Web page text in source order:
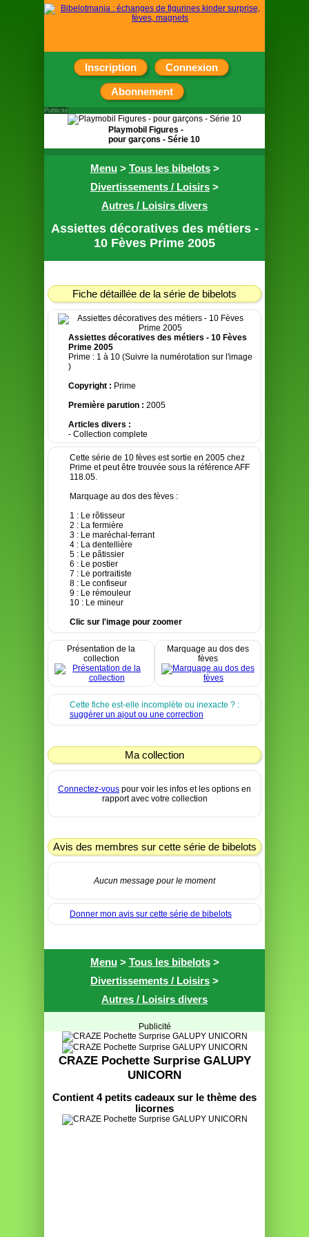
Inscription Connexion
Abonnement
Menu> Tous les bibelots>
Divertissements / Loisirs >
Autres / Loisirs divers
Assiettes décoratives des métiers -
10 Fèves Prime 2005
Fiche détaillée de la série de bibelots
Assiettes décoratives des métiers - 10 Fèves
Prime 2005
Prime : 1 à 10 (Suivre la numérotation sur l'image
)
Copyright : Prime
Première parution : 2005
Articles divers :
- Collection complete
Cette série de 10 fèves est sortie en 2005 chez
Prime et peut être trouvée sous la référence AFF
118.05.
Marquage au dos des fèves :
1 : Le rôtisseur
2 : La fermière
3 : Le maréchal-ferrant
4 : La dentellière
5 : Le pâtissier
6 : Le postier
7 : Le portraitiste
8 : Le confiseur
9 : Le rémouleur
10 : Le mineur
Clic sur l'image pour zoomer
Présentation de la
collection
Marquage au dos des
fèves
Cette fiche est-elle incomplète ou inexacte ? :
suggérer un ajout ou une correction
Ma collection
Connectez-vous pour voir les infos et les options en
rapport avec votre collection
Avis des membres sur cette série de bibelots
Aucun message pour le moment
Donner mon avis sur cette série de bibelots
Menu> Tous les bibelots>
Divertissements / Loisirs >
Autres / Loisirs divers
Publicité
CRAZE Pochette Surprise GALUPY
UNICORN
Contient 4 petits cadeaux sur le thème des
licornes
Publicité
Playmobil Figures -
pour garçons - Série 10
contenant une figurine